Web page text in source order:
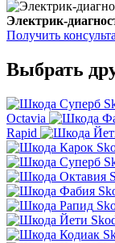
Электрик-
Получить
Выбрать
Octavia
Rapid